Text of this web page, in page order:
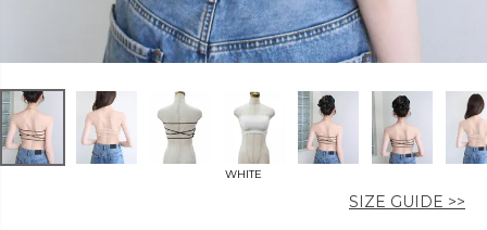
〜
WHITE
SIZE GUIDE >>